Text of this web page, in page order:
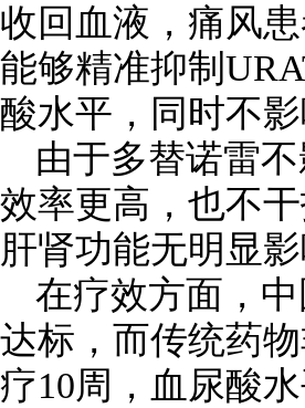
收回血液，痛风
能够精准抑制
酸水平，同时不
由于多替诺雷
效率更高，也不
肝肾功能无明显
在疗效方面，
达标，而传统药
疗10周，血尿酸